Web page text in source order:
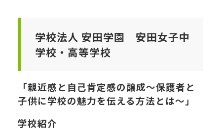
学校法人 安田学園 安田女子中
学校・高等学校
「親近感と自己肯定感の醸成～保護者と
子供に学校の魅力を伝える方法とは～」
学校紹介